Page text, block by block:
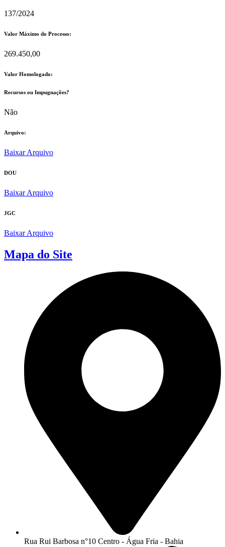
137/2024
Valor Máximo do Processo: ​
269.450,00
Valor Homologado: ​
Recursos ou Impugnações? ​
Não
Arquivo:
Baixar Arquivo
DOU
Baixar Arquivo
JGC
Baixar Arquivo
Mapa do Site
Rua Rui Barbosa n°10 Centro - Água Fria - Bahia